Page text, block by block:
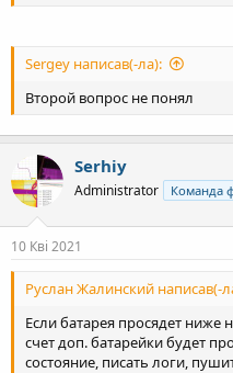
Sergey написав(-ла):
Второй вопрос не понял
Serhiy
Administrator Команда
10 Кві 2021
Руслан Жалинский написав(-
Если батарея просядет ниже
счет доп. батарейки будет
состояние, писать логи,